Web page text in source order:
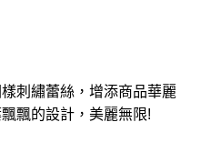
刺繡蕾絲，增添商品華麗
飄的設計，美麗無限!